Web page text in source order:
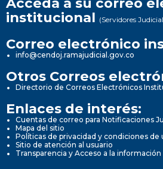
institucional (Servidores
Correo electrónico
info@cendoj.ramajudicial.gov.co
Otros Correos
Directorio de Correos Electrónicos
Enlaces de interés:
Cuentas de correo para Notificaciones
Mapa del sitio
Políticas de privacidad y condiciones de
Sitio de atención al usuario
Transparencia y Acceso a la información